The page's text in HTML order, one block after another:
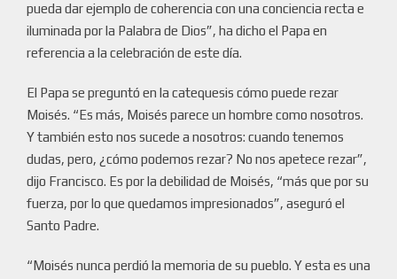
pueda dar ejemplo de coherencia con una conciencia recta e
iluminada por la Palabra de Dios”, ha dicho el Papa en
referencia a la celebración de este día.
El Papa se preguntó en la catequesis cómo puede rezar
Moisés. “Es más, Moisés parece un hombre como nosotros.
Y también esto nos sucede a nosotros: cuando tenemos
dudas, pero, ¿cómo podemos rezar? No nos apetece rezar”,
dijo Francisco. Es por la debilidad de Moisés, “más que por su
fuerza, por lo que quedamos impresionados”, aseguró el
Santo Padre.
“Moisés nunca perdió la memoria de su pueblo. Y esta es una